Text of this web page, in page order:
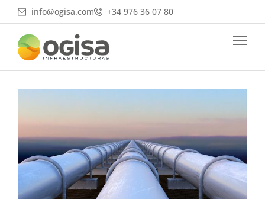
al
contenido
info@ogisa.com +34 976 36 07 80